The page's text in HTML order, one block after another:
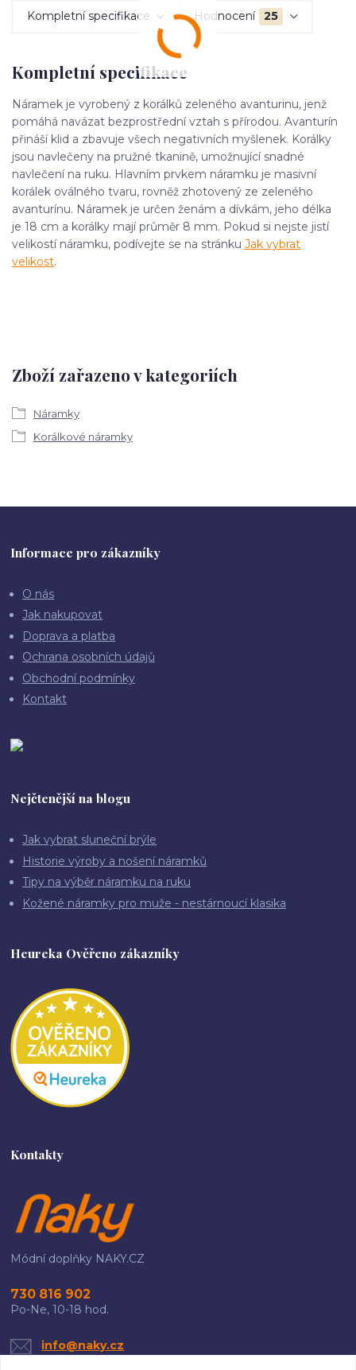
Kompletní specifikace Hodnocení 25
Kompletní specifikace
Náramek je vyrobený z korálků zeleného avanturinu, jenž
pomáhá navázat bezprostřední vztah s přírodou. Avanturín
přináší klid a zbavuje všech negativních myšlenek. Korálky
jsou navlečeny na pružné tkanině, umožnující snadné
navlečení na ruku. Hlavním prvkem náramku je masivní
korálek oválného tvaru, rovněž zhotovený ze zeleného
avanturínu. Náramek je určen ženám a dívkám, jeho délka
je 18 cm a korálky mají průměr 8 mm. Pokud si nejste jistí
velikostí náramku, podívejte se na stránku Jak vybrat
velikost.
Zboží zařazeno v kategoriích
Náramky
Korálkové náramky
Informace pro zákazníky
O nás
Jak nakupovat
Doprava a platba
Ochrana osobních údajů
Obchodní podmínky
Kontakt
Nejčtenější na blogu
Jak vybrat sluneční brýle
Historie výroby a nošení náramků
Tipy na výběr náramku na ruku
Kožené náramky pro muže - nestárnoucí klasika
Heureka Ověřeno zákazníky
Kontakty
Módní doplňky NAKY.CZ
730 816 902
Po-Ne, 10-18 hod.
info@naky.cz